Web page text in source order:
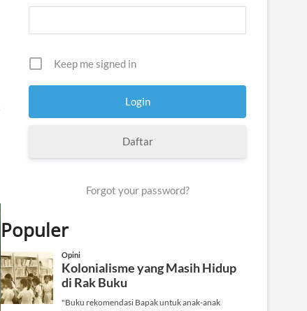
Keep me signed in
Daftar
Forgot your password?
Populer